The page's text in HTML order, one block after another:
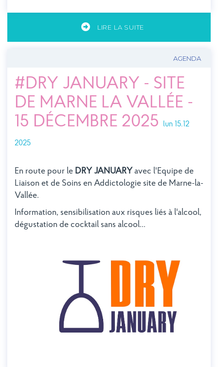
LIRE LA SUITE
AGENDA
#DRY JANUARY - SITE
DE MARNE LA VALLÉE -
15 DÉCEMBRE 2025
lun 15.12
2025
En route pour le DRY JANUARY avec l'Equipe de
Liaison et de Soins en Addictologie site de Marne-la-
Vallée.
Information, sensibilisation aux risques liés à l'alcool,
dégustation de cocktail sans alcool...